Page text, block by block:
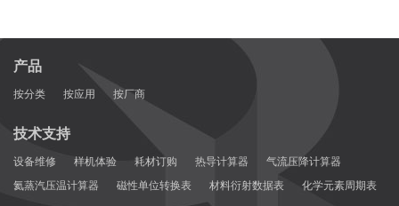
旋极化测量方面的应用
产品
按分类 按应用 按厂商
技术支持
设备维修 样机体验 耗材订购 热导计算器
气流压降计算器
氦蒸汽压温计算器
磁性单位转换表 材料衍射数据表 化学元素周期表